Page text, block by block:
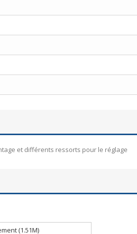
et différents ressorts pour le réglage
(1.51M)